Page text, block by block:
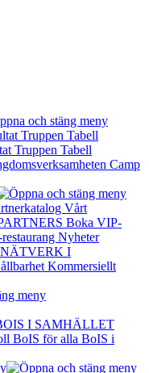
Truppen Tabell
Truppen Tabell
Camp
Vårt
Boka VIP-
Nyheter
NÄTVERK I
Kommersiellt
I SAMHÄLLET
BoIS för alla BoIS i